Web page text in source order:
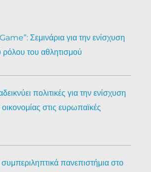
Σεμινάρια για την ενίσχυση
ρόλου του αθλητισμού
πολιτικές για την ενίσχυση
στις ευρωπαϊκές
πανεπιστήμια στο